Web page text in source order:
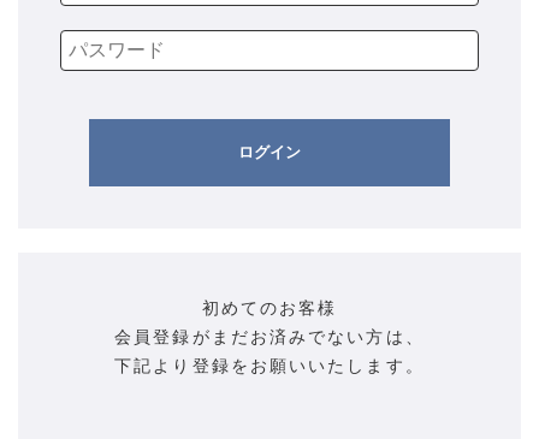
ログイン
初めてのお客様
会員登録がまだお済みでない方は、
下記より登録をお願いいたします。